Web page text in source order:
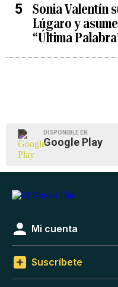
Sonia Valentín
Lúgaro y
“Última
DISPONIBLE EN
Google Play
Mi cuenta
Suscríbete